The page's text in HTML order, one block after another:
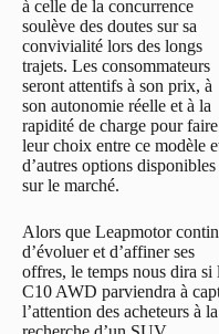
à celle de la concurrence
soulève des doutes sur sa
convivialité lors des longs
trajets. Les consommateurs
seront attentifs à son prix, à
son autonomie réelle et à la
rapidité de charge pour faire
leur choix entre ce modèle
d’autres options disponibles
sur le marché.
Alors que Leapmotor
d’évoluer et d’affiner ses
offres, le temps nous dira si
C10 AWD parviendra à
l’attention des acheteurs à la